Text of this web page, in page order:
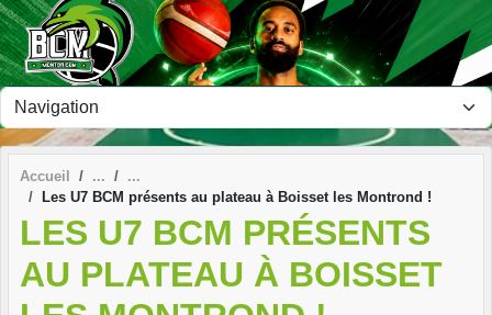
Accueil
Les U7 BCM présents au plateau à Boisset les Montrond !
LES U7 BCM PRÉSENTS
AU PLATEAU À BOISSET
Panneau de gestion des cookies